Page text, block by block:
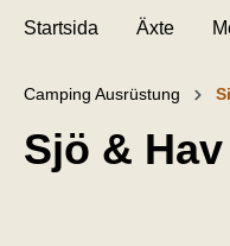
Startsida Äxte
Camping Ausrüstung
Sjö &